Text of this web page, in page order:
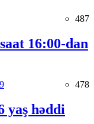
487
16:00-dan
478
yaş həddi